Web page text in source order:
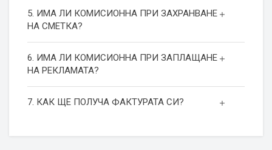
5. ИМА ЛИ КОМИСИОННА ПРИ ЗАХРАНВАНЕ
НА СМЕТКА?
6. ИМА ЛИ КОМИСИОННА ПРИ ЗАПЛАЩАНЕ
НА РЕКЛАМАТА?
7. КАК ЩЕ ПОЛУЧА ФАКТУРАТА СИ?